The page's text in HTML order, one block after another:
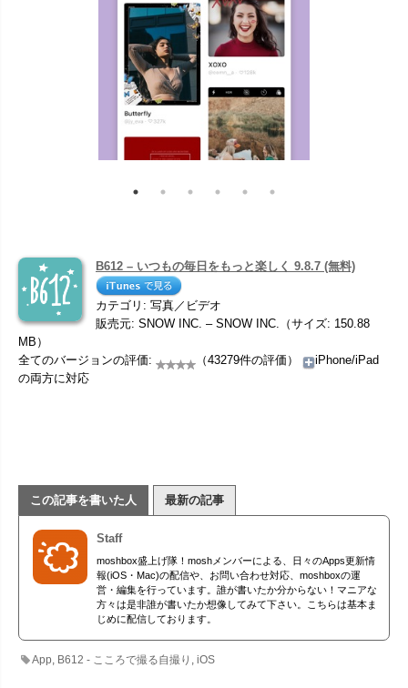
B612 – いつもの毎日をもっと楽しく 9.8.7 (無料)
カテゴリ: 写真／ビデオ
販売元: SNOW INC. – SNOW INC.（サイズ: 150.88
MB）
全てのバージョンの評価:
（43279件の評価）
iPhone/iPad
の両方に対応
この記事を書いた人 最新の記事
Staff
moshbox盛上げ隊！moshメンバーによる、日々のApps更新情
報(iOS・Mac)の配信や、お問い合わせ対応、moshboxの運
営・編集を行っています。誰が書いたか分からない！マニアな
方々は是非誰が書いたか想像してみて下さい。こちらは基本ま
じめに配信しております。
App B612 - こころで撮る自撮り ,iOS